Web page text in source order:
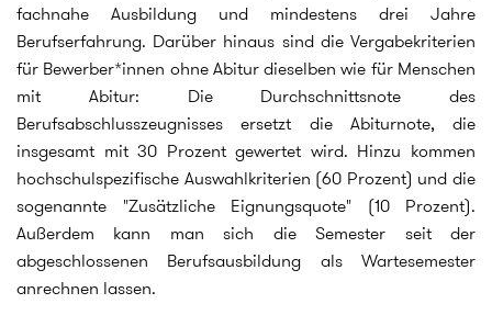
fachnahe Ausbildung und mindestens drei Jahre
Berufserfahrung. Darüber hinaus sind die Vergabekriterien
für Bewerber*innen ohne Abitur dieselben wie für Menschen
mit Abitur: Die Durchschnittsnote des
Berufsabschlusszeugnisses ersetzt die Abiturnote, die
insgesamt mit 30 Prozent gewertet wird. Hinzu kommen
hochschulspezifische Auswahlkriterien (60 Prozent) und die
sogenannte "Zusätzliche Eignungsquote" (10 Prozent).
Außerdem kann man sich die Semester seit der
abgeschlossenen Berufsausbildung als Wartesemester
anrechnen lassen.